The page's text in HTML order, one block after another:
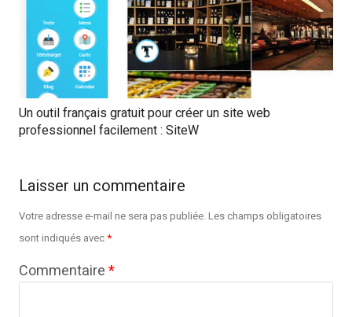
Un outil français gratuit pour créer un site web
professionnel facilement : SiteW
Laisser un commentaire
Votre adresse e-mail ne sera pas publiée.Les champs obligatoires
sont indiqués avec*
Commentaire*